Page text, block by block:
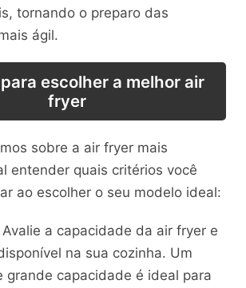
tornando o preparo das
ágil.
escolher a melhor air
fryer
sobre a air fryer mais
entender quais critérios você
ao escolher o seu modelo ideal:
Avalie a capacidade da air fryer e
na sua cozinha. Um
grande capacidade é ideal para